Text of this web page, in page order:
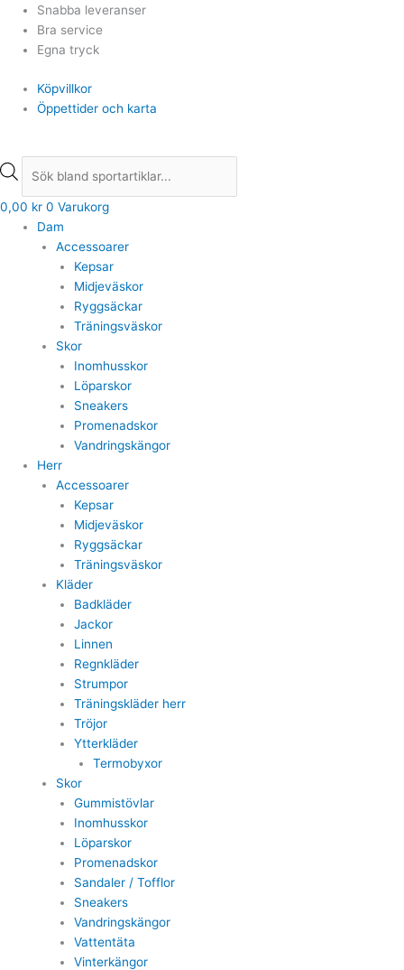
Hoppa
innehåll
Snabba leveranser
Bra service
Egna tryck
Köpvillkor
Öppettider och karta
Products
search
0,00 kr 0 Varukorg
Dam
Accessoarer
Kepsar
Midjeväskor
Ryggsäckar
Träningsväskor
Skor
Inomhusskor
Löparskor
Sneakers
Promenadskor
Vandringskängor
Herr
Accessoarer
Kepsar
Midjeväskor
Ryggsäckar
Träningsväskor
Kläder
Badkläder
Jackor
Linnen
Regnkläder
Strumpor
Träningskläder herr
Tröjor
Ytterkläder
Termobyxor
Skor
Gummistövlar
Inomhusskor
Löparskor
Promenadskor
Sandaler / Tofflor
Sneakers
Vandringskängor
Vattentäta
Vinterkängor
Products
search